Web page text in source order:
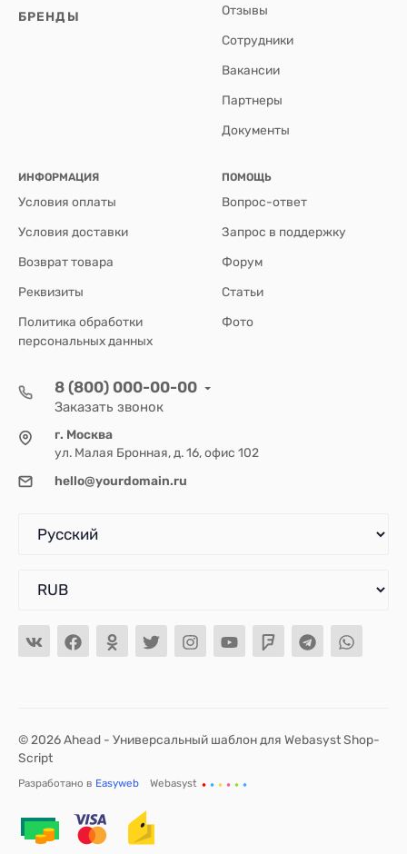
БРЕНДЫ Отзывы
Сотрудники
Вакансии
Партнеры
Документы
ИНФОРМАЦИЯ
Условия оплаты
Условия доставки
Возврат товара
Реквизиты
Политика обработки
персональных данных
ПОМОЩЬ
Вопрос-ответ
Запрос в поддержку
Форум
Статьи
Фото
8 (800) 000-00-00
Заказать звонок
г. Москва
ул. Малая Бронная, д. 16, офис 102
hello@yourdomain.ru
© 2026 Ahead - Универсальный шаблон для Webasyst Shop-
Script
Разработано в Easyweb Webasyst